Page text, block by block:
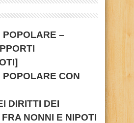
POPOLARE –
POPOLARE CON
DIRITTI DEI
NONNI E NIPOTI